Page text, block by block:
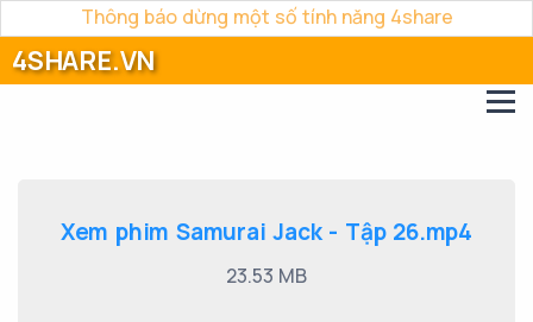
Thông báo dừng một số tính năng 4share
4SHARE.VN
Xem phim Samurai Jack - Tập 26.mp4
23.53 MB